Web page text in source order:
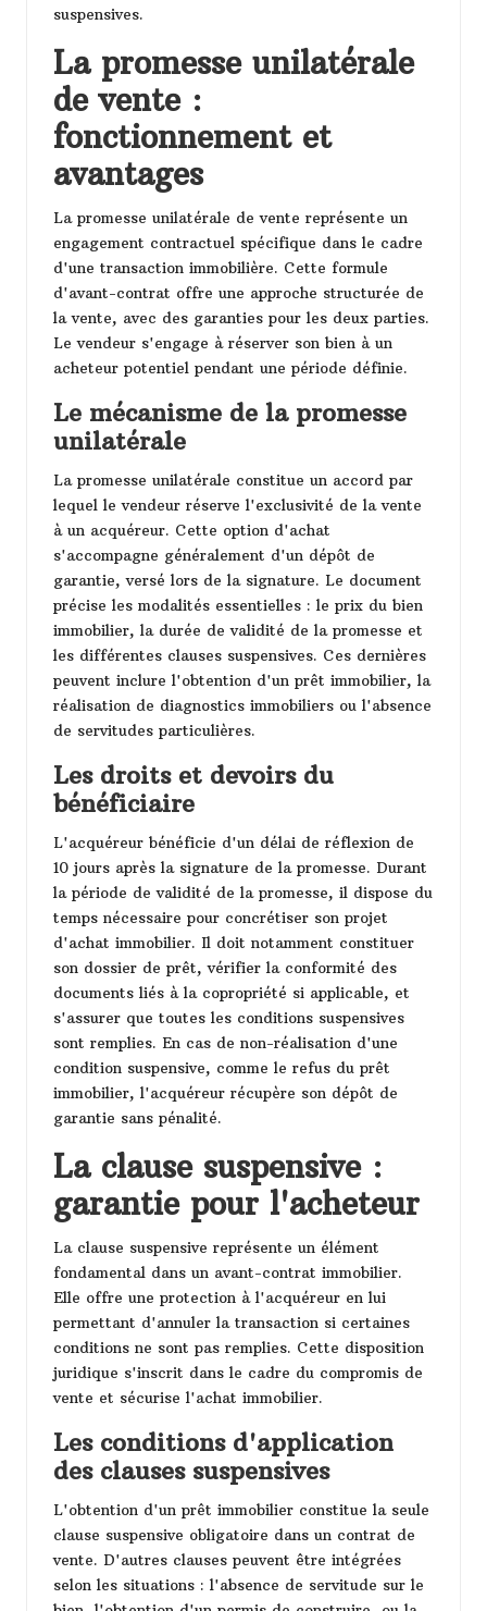
suspensives.
La promesse unilatérale
de vente :
fonctionnement et
avantages
La promesse unilatérale de vente représente un
engagement contractuel spécifique dans le cadre
d'une transaction immobilière. Cette formule
d'avant-contrat offre une approche structurée de
la vente, avec des garanties pour les deux parties.
Le vendeur s'engage à réserver son bien à un
acheteur potentiel pendant une période définie.
Le mécanisme de la promesse
unilatérale
La promesse unilatérale constitue un accord par
lequel le vendeur réserve l'exclusivité de la vente
à un acquéreur. Cette option d'achat
s'accompagne généralement d'un dépôt de
garantie, versé lors de la signature. Le document
précise les modalités essentielles : le prix du bien
immobilier, la durée de validité de la promesse et
les différentes clauses suspensives. Ces dernières
peuvent inclure l'obtention d'un prêt immobilier, la
réalisation de diagnostics immobiliers ou l'absence
de servitudes particulières.
Les droits et devoirs du
bénéficiaire
L'acquéreur bénéficie d'un délai de réflexion de
10 jours après la signature de la promesse. Durant
la période de validité de la promesse, il dispose du
temps nécessaire pour concrétiser son projet
d'achat immobilier. Il doit notamment constituer
son dossier de prêt, vérifier la conformité des
documents liés à la copropriété si applicable, et
s'assurer que toutes les conditions suspensives
sont remplies. En cas de non-réalisation d'une
condition suspensive, comme le refus du prêt
immobilier, l'acquéreur récupère son dépôt de
garantie sans pénalité.
La clause suspensive :
garantie pour l'acheteur
La clause suspensive représente un élément
fondamental dans un avant-contrat immobilier.
Elle offre une protection à l'acquéreur en lui
permettant d'annuler la transaction si certaines
conditions ne sont pas remplies. Cette disposition
juridique s'inscrit dans le cadre du compromis de
vente et sécurise l'achat immobilier.
Les conditions d'application
des clauses suspensives
L'obtention d'un prêt immobilier constitue la seule
clause suspensive obligatoire dans un contrat de
vente. D'autres clauses peuvent être intégrées
selon les situations : l'absence de servitude sur le